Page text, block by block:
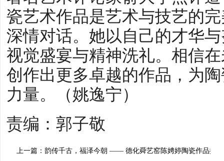
瓷艺术作品是艺术与技艺的
深情对话。她以自己的才华
视觉盛宴与精神洗礼。相信
创作出更多卓越的作品，为
力量。（姚逸宁）
责编：郭子敬
上一篇：韵传千古，福泽今朝 —— 德化舜艺窑陈娉婷陶瓷作品探究